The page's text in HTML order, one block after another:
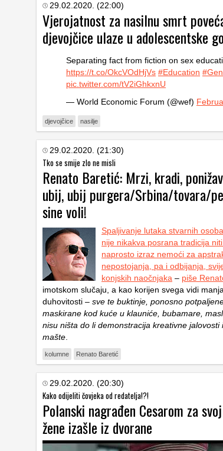
29.02.2020. (22:00)
Vjerojatnost za nasilnu smrt
djevojčice ulaze u adolescentske
Separating fact from fiction on sex
https://t.co/OkcVOdHjVs #Education
pic.twitter.com/tV2iGhkxnU
— World Economic Forum (@wef)
djevojčice nasilje
29.02.2020. (21:30)
Tko se smije zlo ne misli
Renato Baretić: Mrzi, kradi,
ubij, ubij purgera/Srbina/tovara/
sine voli!
Spaljivanje lutaka stvarnih
nije nikakva posrana tradicija
naprosto izraz nemoći za
nepostojanja, pa i odbijanja,
konjskih naočnjaka – piše
imotskom slučaju, a kao korijen svega vidi
duhovitosti – sve te buktinje, ponosno
maskirane kod kuće u klauniće, bubamare,
nisu ništa do li demonstracija kreativne
mašte
kolumne Renato Baretić
29.02.2020. (20:30)
Kako odijeliti čovjeka od redatelja!?!
Polanski nagrađen Cesarom za
žene izašle iz dvorane